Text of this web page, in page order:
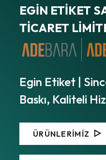
EGİN ETİKET
TİCARET
Egin Etiket |
Baskı, Kaliteli
ÜRÜNLERİMİZ